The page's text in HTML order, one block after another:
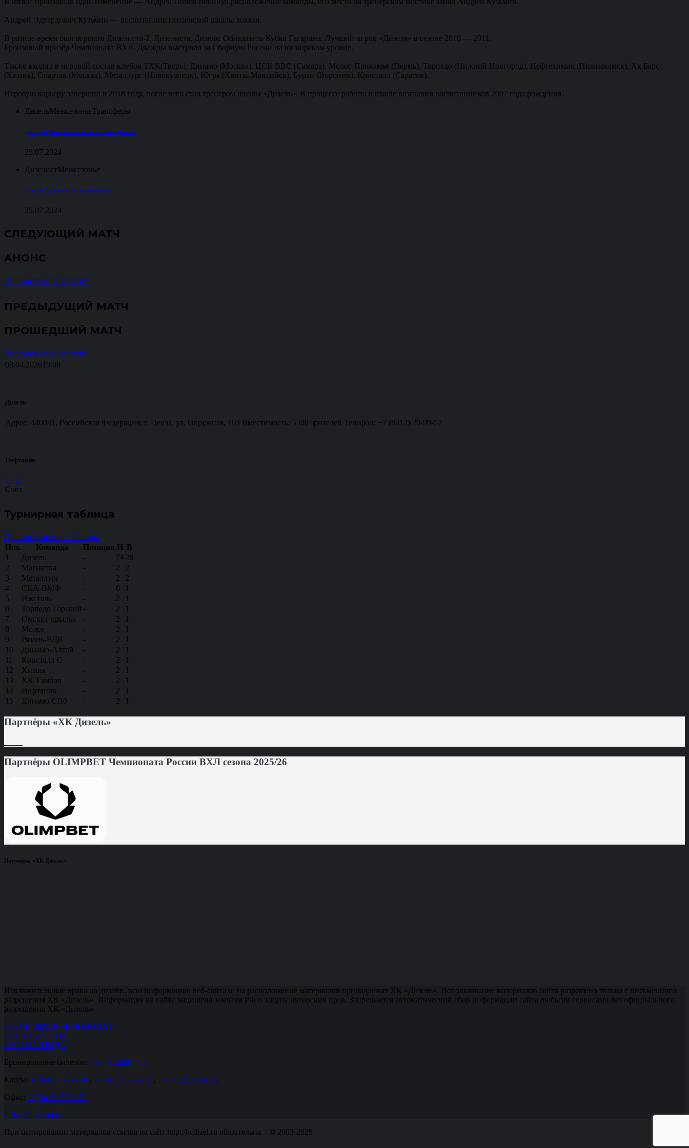
Андрей Эдуардович Кузьмин — воспитанник пензенской школы хоккея.
В разное время был игроком Дизелиста-2, Дизелиста, Дизеля. Обладатель Кубка Гагарина. Лучший игрок «Дизеля» в сезоне 2010 — 2011.
Бронзовый призёр Чемпионата ВХЛ. Дважды выступал за Сборную России на юниорском уровне.
Также входил в игровой состав клубов ТХК(Тверь), Динамо (Москва), ЦСК ВВС (Самара), Молот-Прикамье (Пермь), Торпедо (Нижний Новгород), Нефтехимик (Нижнекамск), Ак Барс
(Казань), Спартак (Москва), Металлург (Новокузнецк), Югра (Ханты-Мансийск), Буран (Воронеж), Кристалл (Саратов).
Игровую карьеру завершил в 2018 году, после чего стал тренером школы «Дизель». В процессе работы в школе возглавил воспитанников 2007 года рождения.
ДизельМежсезоньеТрансферы
Дмитрий Моисеев пополнил состав Дизеля
25.07.2024
ДизелистМежсезонье
Состав Дизелиста на предсезонку
25.07.2024
СЛЕДУЮЩИЙ МАТЧ
АНОНС
Просмотр всех событий
ПРЕДЫДУЩИЙ МАТЧ
ПРОШЕДШИЙ МАТЧ
Просмотр всех событий
03.04.2026 19:00
Дизель
Адрес: 440031, Российская Федерация, г. Пенза, ул. Окружная, 163 Вместимость: 5500 зрителей Телефон: +7 (8412) 20-99-57
Нефтяник
1 - 3
Счет
Турнирная таблица
Просмотр полной таблицы
Поз.
Команда Позиция И В
1
Дизель - 7428
2
Магнитка - 2
2
3
Металлург - 2
2
4
СКА-ВМФ - 6
1
5
Ижсталь - 2
1
6
Торпедо Горький - 2
1
7
Омские крылья - 2
1
8
Молот - 2
1
9
Рязань-ВДВ - 2
1
10
Динамо-Алтай - 2
1
11
Кристалл С - 2
1
12
Химик - 2
1
13
ХК Тамбов - 2
1
14
Нефтяник - 2
1
15
Динамо СПб - 2 1
Партнёры «ХК Дизель»
Партнёры OLIMPBET Чемпионата России ВХЛ сезона 2025/26
Партнёры «ХК Дизель»
Исключительные права на дизайн, всю информацию веб-сайта и на расположение материалов принадлежат ХК «Дизель». Использование материалов сайта разрешено только с письменного
разрешения ХК «Дизель». Информация на сайте защищена законом РФ о защите авторских прав. Запрещается автоматический сбор информации сайта любыми сервисами без официального
разрешения ХК «Дизель»
СЕЗОН 2025/26ЧЕМПИОНАТ
АРЕНАБИЛЕТЫ
ОХРАНА ТРУДА
Бронирование билетов: +7(8412)200-450.
Кассы: +7(8412) 232-160, +7(8412) 232-161 , +7(8412) 232-162
Офис: +7(8412) 232-171
office@hcdizel.ru
При цитировании материалов ссылка на сайт http://hcdizel.ru обязательна. / © 2003-2025